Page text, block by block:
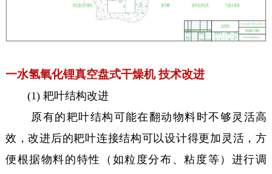
一水氢氧化锂真空盘式干燥机 技术改进
(1) 耙叶结构改进
原有的耙叶结构可能在翻动物料时不够灵活高
效，改进后的耙叶连接结构可以设计得更加灵活，方
便根据物料的特性（如粒度分布、粘度等）进行调